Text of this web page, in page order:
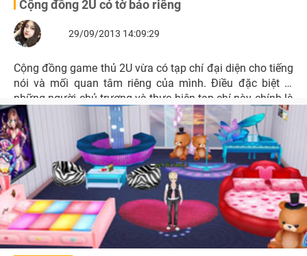
Cộng đồng 2U có tờ báo riêng
29/09/2013 14:09:29
Cộng đồng game thủ 2U vừa có tạp chí đại diện cho tiếng
nói và mối quan tâm riêng của mình. Điều đặc biệt là
những người chủ trương và thực hiện tạp chí này chính là
những vũ công bước ra từ cộng đồng đang chơi 2U.